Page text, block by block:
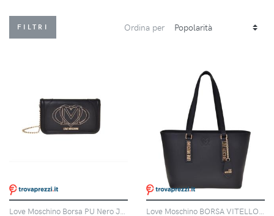
FILTRI Ordina per